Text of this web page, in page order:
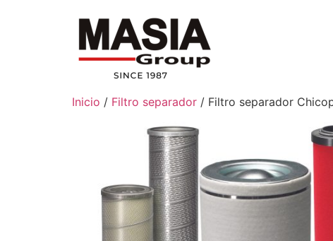
Inicio / Filtro separador / Filtro separador